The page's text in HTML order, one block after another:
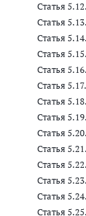
Статья
Статья
Статья
Статья
Статья
Статья
Статья
Статья
Статья
Статья
Статья
Статья
Статья
Статья